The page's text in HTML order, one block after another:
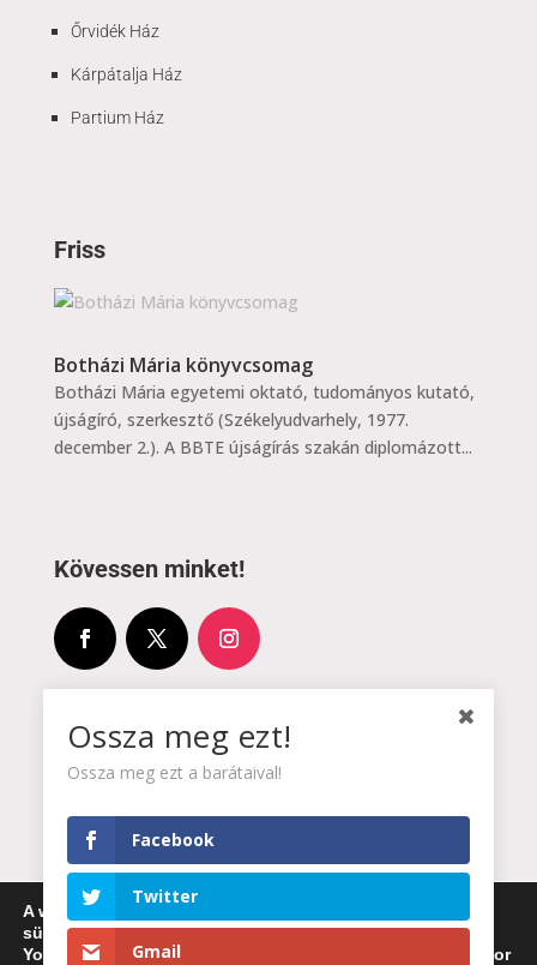
Őrvidék Ház
Kárpátalja Ház
Partium Ház
Friss
Botházi Mária könyvcsomag
Botházi Mária egyetemi oktató, tudományos kutató,
újságíró, szerkesztő (Székelyudvarhely, 1977.
december 2.). A BBTE újságírás szakán diplomázott...
Kövessen minket!
 Címünk:
Partium Ház
 Email:
projektkoordinator@karpatiakonyv.hu
A weboldalon a minőségi felhasználói élmény érdekében
sütiket használunk.
You can find out more about which cookies we are using or
Ossza meg ezt!
Ossza meg ezt a barátaival!
Facebook
Twitter
Gmail